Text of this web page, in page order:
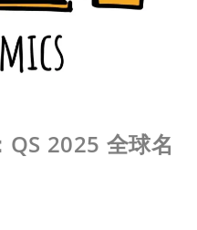
QS 2025 全球名